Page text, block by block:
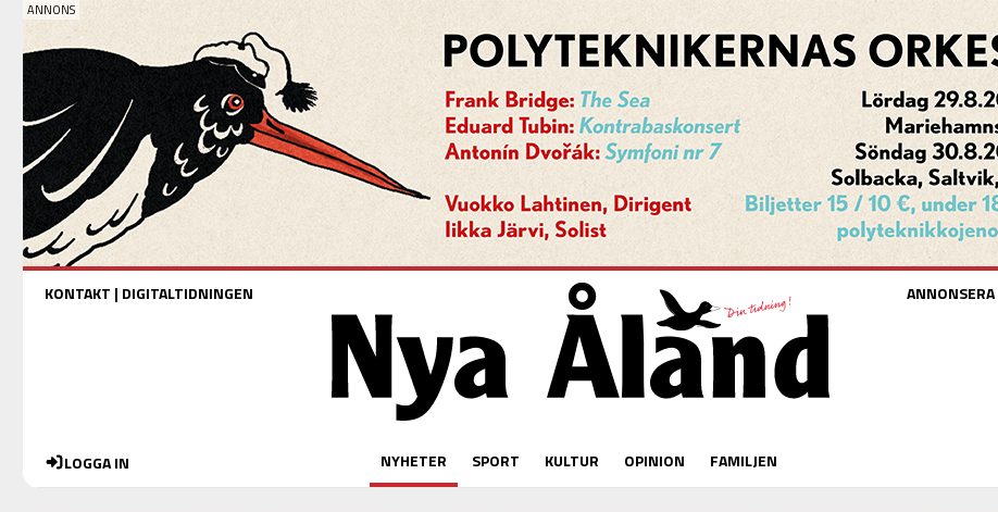
KONTAKT | DIGITALTIDNINGEN ANNONSERA
LOGGA IN NYHETER SPORT KULTUR OPINION FAMILJEN